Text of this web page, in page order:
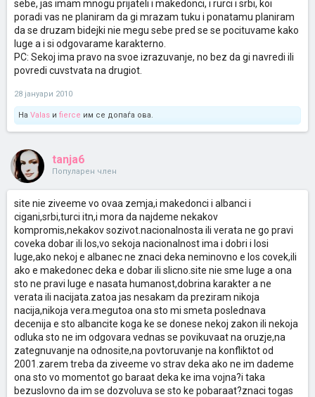
sebe, jas imam mnogu prijateli i makedonci, i rurci i srbi, koi
poradi vas ne planiram da gi mrazam tuku i ponatamu planiram
da se druzam bidejki nie megu sebe pred se se pocituvame kako
luge a i si odgovarame karakterno.
PC: Sekoj ima pravo na svoe izrazuvanje, no bez da gi navredi ili
povredi cuvstvata na drugiot.
28 јануари 2010
На Valas и fierce им се допаѓа ова.
tanja6
Популарен член
site nie ziveeme vo ovaa zemja,i makedonci i albanci i
cigani,srbi,turci itn,i mora da najdeme nekakov
kompromis,nekakov sozivot.nacionalnosta ili verata ne go pravi
coveka dobar ili los,vo sekoja nacionalnost ima i dobri i losi
luge,ako nekoj e albanec ne znaci deka neminovno e los covek,ili
ako e makedonec deka e dobar ili slicno.site nie sme luge a ona
sto ne pravi luge e nasata humanost,dobrina karakter a ne
verata ili nacijata.zatoa jas nesakam da preziram nikoja
nacija,nikoja vera.megutoa ona sto mi smeta poslednava
decenija e sto albancite koga ke se donese nekoj zakon ili nekoja
odluka sto ne im odgovara vednas se povikuvaat na oruzje,na
zategnuvanje na odnosite,na povtoruvanje na konfliktot od
2001.zarem treba da ziveeme vo strav deka ako ne im dademe
ona sto vo momentot go baraat deka ke ima vojna?i taka
bezuslovno da im se dozvoluva se sto ke pobaraat?znaci togas